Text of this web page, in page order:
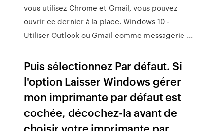
vous utilisez Chrome et Gmail, vous pouvez
ouvrir ce dernier à la place. Windows 10 -
Utiliser Outlook ou Gmail comme messagerie ...
Puis sélectionnez Par défaut. Si
l'option Laisser Windows gérer
mon imprimante par défaut est
cochée, décochez-la avant de
choisir votre imprimante par